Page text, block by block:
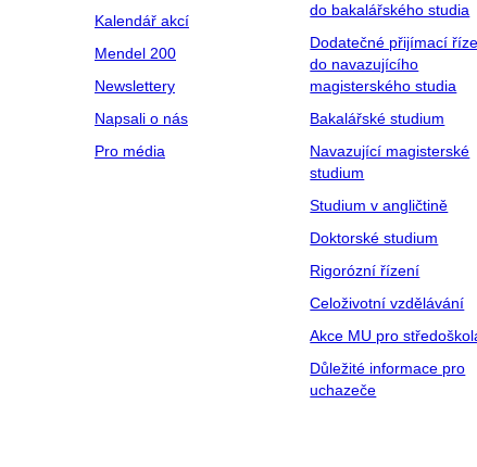
Kalendář akcí
Mendel 200
Newslettery
Napsali o nás
Pro média
do bakalářského studia
Dodatečné přijímací
do navazujícího
magisterského studia
Bakalářské studium
Navazující magisterské
studium
Studium v angličtině
Doktorské studium
Rigorózní řízení
Celoživotní vzdělávání
Akce MU pro
Důležité informace pro
uchazeče